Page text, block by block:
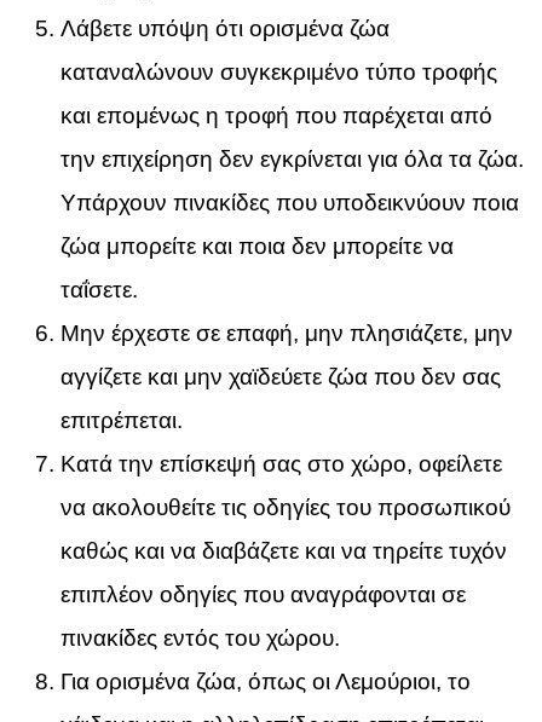
Λάβετε υπόψη ότι ορισμένα ζώα
καταναλώνουν συγκεκριμένο τύπο τροφής
και επομένως η τροφή που παρέχεται από
την επιχείρηση δεν εγκρίνεται για όλα τα ζώα.
Υπάρχουν πινακίδες που υποδεικνύουν ποια
ζώα μπορείτε και ποια δεν μπορείτε να
ταΐσετε.
Μην έρχεστε σε επαφή, μην πλησιάζετε, μην
αγγίζετε και μην χαϊδεύετε ζώα που δεν σας
επιτρέπεται.
Κατά την επίσκεψή σας στο χώρο, οφείλετε
να ακολουθείτε τις οδηγίες του προσωπικού
καθώς και να διαβάζετε και να τηρείτε τυχόν
επιπλέον οδηγίες που αναγράφονται σε
πινακίδες εντός του χώρου.
Για ορισμένα ζώα, όπως οι Λεμούριοι, το